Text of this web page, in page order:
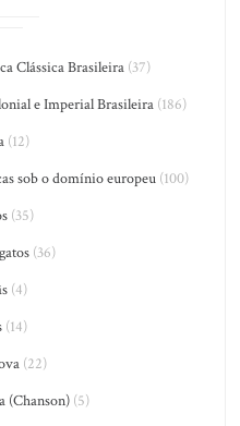
Clássica Brasileira (37)
e Imperial Brasileira (186)
(12)
sob o domínio europeu(100)
(35)
(36)
(4)
(14)
(22)
(Chanson)(5)